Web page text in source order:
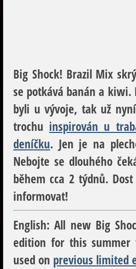
Big Shock! Brazil Mix
se potkává banán a kiwi.
byli u vývoje, tak už
trochu inspirován u
deníčku. Jen je na
Nebojte se dlouhého
během cca 2 týdnů.
informovat!
English: All new Big
edition for this summer
used on previous limited